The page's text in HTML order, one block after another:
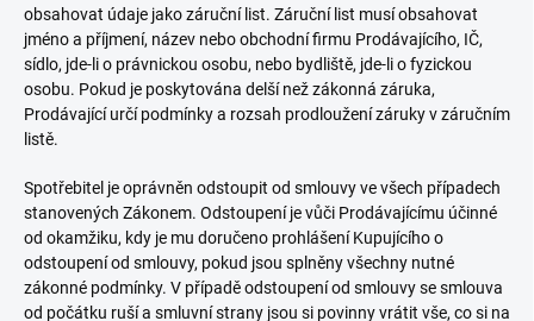
obsahovat údaje jako záruční list. Záruční list musí obsahovat
jméno a příjmení, název nebo obchodní firmu Prodávajícího, IČ,
sídlo, jde-li o právnickou osobu, nebo bydliště, jde-li o fyzickou
osobu. Pokud je poskytována delší než zákonná záruka,
Prodávající určí podmínky a rozsah prodloužení záruky v záručním
listě.
Spotřebitel je oprávněn odstoupit od smlouvy ve všech případech
stanovených Zákonem. Odstoupení je vůči Prodávajícímu účinné
od okamžiku, kdy je mu doručeno prohlášení Kupujícího o
odstoupení od smlouvy, pokud jsou splněny všechny nutné
zákonné podmínky. V případě odstoupení od smlouvy se smlouva
od počátku ruší a smluvní strany jsou si povinny vrátit vše, co si na